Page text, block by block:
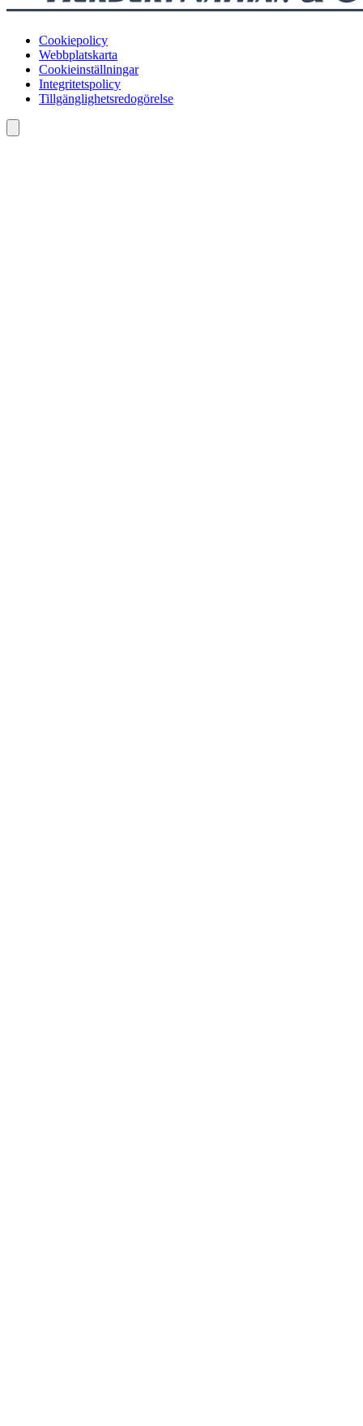
Cookiepolicy
Webbplatskarta
Cookieinställningar
Integritetspolicy
Tillgänglighetsredogörelse